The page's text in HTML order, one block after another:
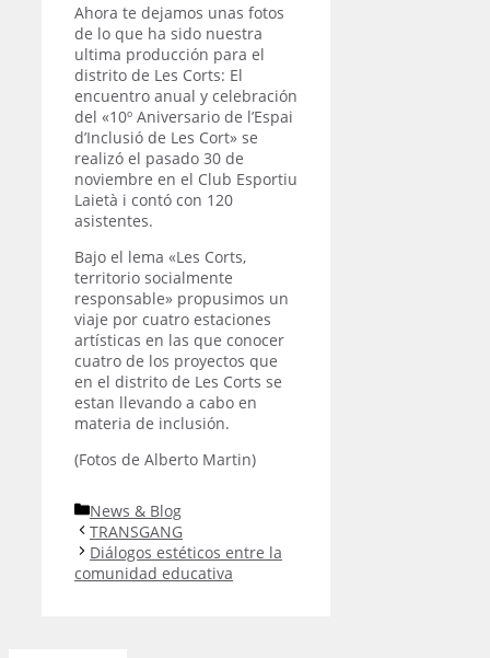
Ahora te dejamos unas fotos
de lo que ha sido nuestra
ultima producción para el
distrito de Les Corts: El
encuentro anual y celebración
del «10º Aniversario de l’Espai
d’Inclusió de Les Cort» se
realizó el pasado 30 de
noviembre en el Club Esportiu
Laietà i contó con 120
asistentes.
Bajo el lema «Les Corts,
territorio socialmente
responsable» propusimos un
viaje por cuatro estaciones
artísticas en las que conocer
cuatro de los proyectos que
en el distrito de Les Corts se
estan llevando a cabo en
materia de inclusión.
(Fotos de Alberto Martin)
Categorías
News & Blog
TRANSGANG
Diálogos estéticos entre la
comunidad educativa